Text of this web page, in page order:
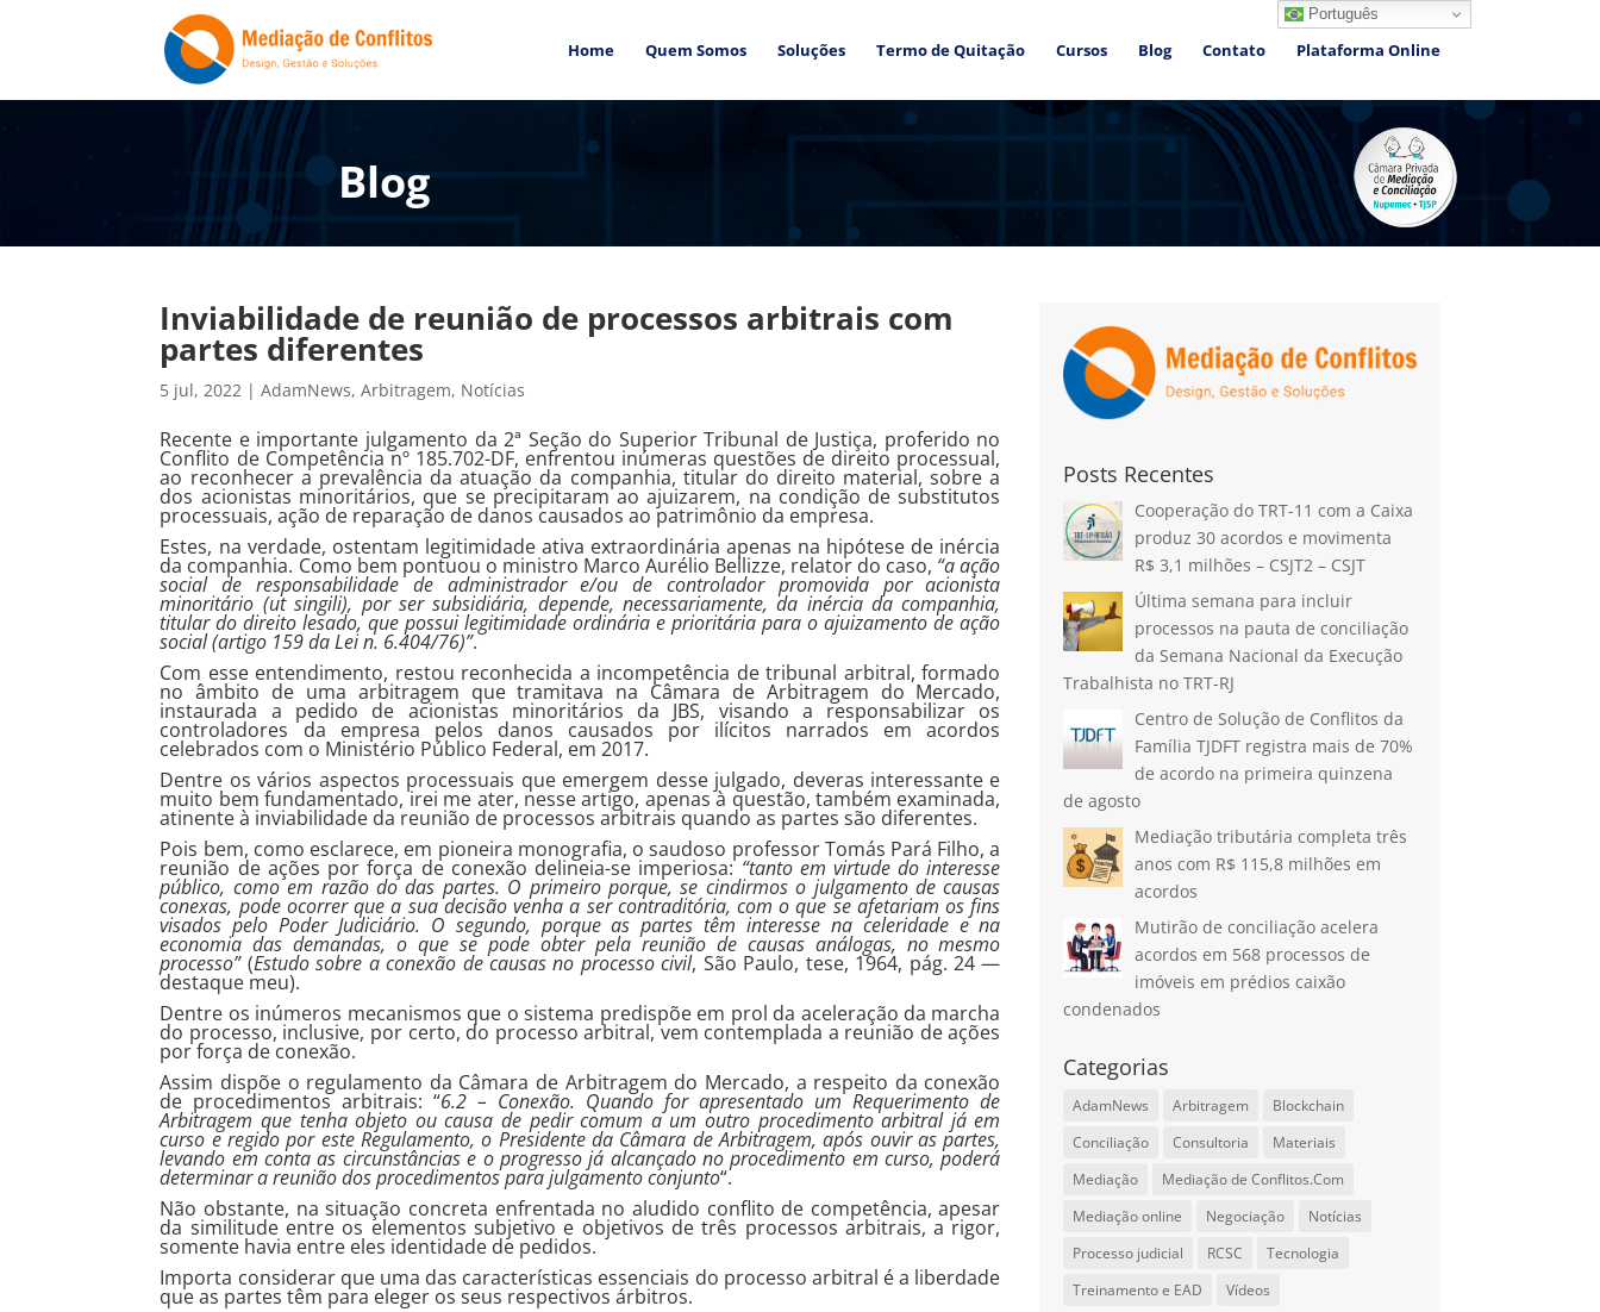
Home Quem Somos Soluções Termo de Quitação Cursos Blog Contato Plataforma Online
Blog
Inviabilidade de reunião de processos arbitrais com
partes diferentes
5 jul, 2022 |AdamNews,Arbitragem, Notícias
Recente e importante julgamento da 2ª Seção do Superior Tribunal de Justiça, proferido no
Conflito de Competência nº 185.702-DF, enfrentou inúmeras questões de direito processual,
ao reconhecer a prevalência da atuação da companhia, titular do direito material, sobre a
dos acionistas minoritários, que se precipitaram ao ajuizarem, na condição de substitutos
processuais, ação de reparação de danos causados ao patrimônio da empresa.
Estes, na verdade, ostentam legitimidade ativa extraordinária apenas na hipótese de inércia
da companhia. Como bem pontuou o ministro Marco Aurélio Bellizze, relator do caso, “aação
social de responsabilidade de administrador e/ou de controlador promovida por acionista
minoritário (ut singili), por ser subsidiária, depende, necessariamente, da inércia da companhia,
titular do direito lesado, que possui legitimidade ordinária e prioritária para o ajuizamento de ação
social (artigo 159 da Lei n. 6.404/76)”.
Com esse entendimento, restou reconhecida a incompetência de tribunal arbitral, formado
no âmbito de uma arbitragem que tramitava na Câmara de Arbitragem do Mercado,
instaurada a pedido de acionistas minoritários da JBS, visando a responsabilizar os
controladores da empresa pelos danos causados por ilícitos narrados em acordos
celebrados com o Ministério Público Federal, em 2017.
Dentre os vários aspectos processuais que emergem desse julgado, deveras interessante e
muito bem fundamentado, irei me ater, nesse artigo, apenas à questão, também examinada,
atinente à inviabilidade da reunião de processos arbitrais quando as partes são diferentes.
Pois bem, como esclarece, em pioneira monografia, o saudoso professor Tomás Pará Filho, a
reunião de ações por força de conexão delineia-se imperiosa: “tanto em virtude do interesse
público, como em razão do das partes. O primeiro porque, se cindirmos o julgamento de causas
conexas, pode ocorrer que a sua decisão venha a ser contraditória, com o que se afetariam os fins
visados pelo Poder Judiciário. O segundo, porque as partes têm interesse na celeridade e na
economia das demandas, o que se pode obter pela reunião de causas análogas, no mesmo
processo”(Estudo sobre a conexão de causas no processo civil, São Paulo, tese, 1964, pág. 24 —
destaque meu).
Dentre os inúmeros mecanismos que o sistema predispõe em prol da aceleração da marcha
do processo, inclusive, por certo, do processo arbitral, vem contemplada a reunião de ações
por força de conexão.
Assim dispõe o regulamento da Câmara de Arbitragem do Mercado, a respeito da conexão
de procedimentos arbitrais: “6.2 – Conexão. Quando for apresentado um Requerimento de
Arbitragem que tenha objeto ou causa de pedir comum a um outro procedimento arbitral já em
curso e regido por este Regulamento, o Presidente da Câmara de Arbitragem, após ouvir as partes,
levando em conta as circunstâncias e o progresso já alcançado no procedimento em curso, poderá
determinar a reunião dos procedimentos para julgamento conjunto“.
Não obstante, na situação concreta enfrentada no aludido conflito de competência, apesar
da similitude entre os elementos subjetivo e objetivos de três processos arbitrais, a rigor,
somente havia entre eles identidade de pedidos.
Importa considerar que uma das características essenciais do processo arbitral é a liberdade
que as partes têm para eleger os seus respectivos árbitros.
Posts Recentes
Cooperação do TRT-11 com a Caixa
produz 30 acordos e movimenta
R$ 3,1 milhões – CSJT2 – CSJT
Última semana para incluir
processos na pauta de conciliação
da Semana Nacional da Execução
Trabalhista no TRT-RJ
Centro de Solução de Conflitos da
Família TJDFT registra mais de 70%
de acordo na primeira quinzena
de agosto
Mediação tributária completa três
anos com R$ 115,8 milhões em
acordos
Mutirão de conciliação acelera
acordos em 568 processos de
imóveis em prédios caixão
condenados
Categorias
AdamNews Arbitragem
Blockchain
Conciliação
Consultoria
Materiais
Mediação
Mediação de Conflitos.Com
Mediação online
Negociação
Notícias
Processo judicial
RCSC
Tecnologia
Treinamento e EAD
Vídeos
Português